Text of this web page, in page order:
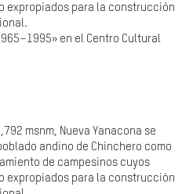
expropiados para la construcción
1965–1995» en el Centro Cultural
msnm, Nueva Yanacona se
andino de Chinchero como
de campesinos cuyos
expropiados para la construcción